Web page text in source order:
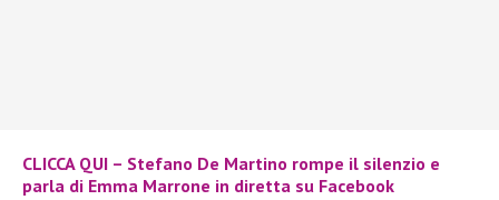
CLICCA QUI – Stefano De Martino rompe il silenzio e
parla di Emma Marrone in diretta su Facebook